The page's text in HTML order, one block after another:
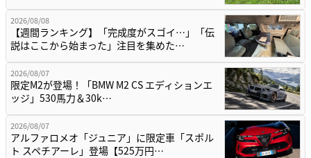
2026/08/08
【週間ランキング】「完成度がスゴイ…」「伝
説はここから始まった」注目を集めた…
2026/08/07
限定M2が登場！「BMW M2 CS エディションエ
ッジ」530馬力＆30k…
2026/08/07
アルファロメオ「ジュニア」に限定車「スポル
ト スペチアーレ」登場【525万円…